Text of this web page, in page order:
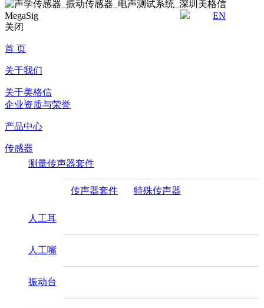
EN
关闭
首 页
关于我们
关于美格信
企业资质与荣誉
产品中心
传感器
测量传声器套件
传声器套件 特殊传声器
人工耳
人工嘴
振动台